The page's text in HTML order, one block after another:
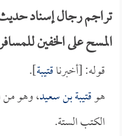
تراجم رجال إسناد
المسح على الخفين
قوله: [أخبرناقتيبة].
هوقتيبة بن سعيد، وهو من
الكتب الستة.